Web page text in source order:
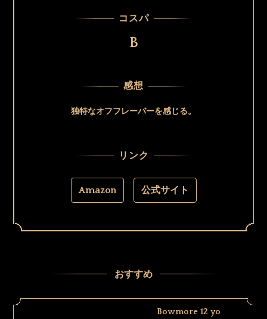
コスパ
B
感想
独特なオフフレーバーを感じる。
リンク
Amazon 公式サイト
おすすめ
Bowmore 12 yo